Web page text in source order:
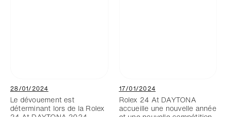
28/01/2024
Le dévouement est
déterminant lors de la Rolex
17/01/2024
Rolex 24 At DAYTONA
accueille une nouvelle année